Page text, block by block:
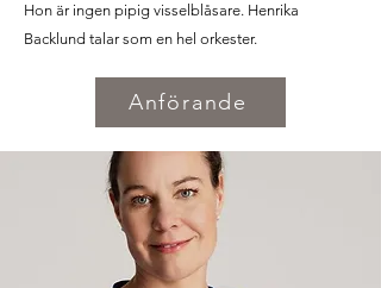
Hon är ingen pipig visselblåsare. Henrika
Backlund talar som en hel orkester.
Anförande